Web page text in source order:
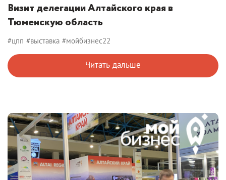
Визит делегации Алтайского края в
Тюменскую область
#цпп #выставка #мойбизнес22
Читать дальше